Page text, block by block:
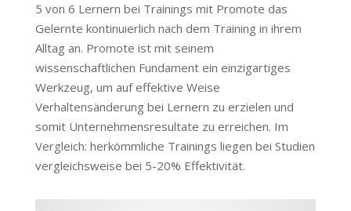
5 von 6 Lernern bei Trainings mit Promote das
Gelernte kontinuierlich nach dem Training in ihrem
Alltag an. Promote ist mit seinem
wissenschaftlichen Fundament ein einzigartiges
Werkzeug, um auf effektive Weise
Verhaltensänderung bei Lernern zu erzielen und
somit Unternehmensresultate zu erreichen. Im
Vergleich: herkömmliche Trainings liegen bei Studien
vergleichsweise bei 5-20% Effektivität.